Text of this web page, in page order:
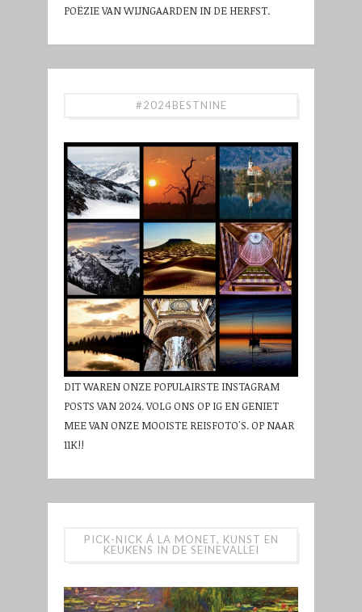
POËZIE VAN WIJNGAARDEN IN DE HERFST.
#2024BESTNINE
DIT WAREN ONZE POPULAIRSTE INSTAGRAM
POSTS VAN 2024. VOLG ONS OP IG EN GENIET
MEE VAN ONZE MOOISTE REISFOTO'S. OP NAAR
11K!!
PICK-NICK Á LA MONET, KUNST EN
KEUKENS IN DE SEINEVALLEI